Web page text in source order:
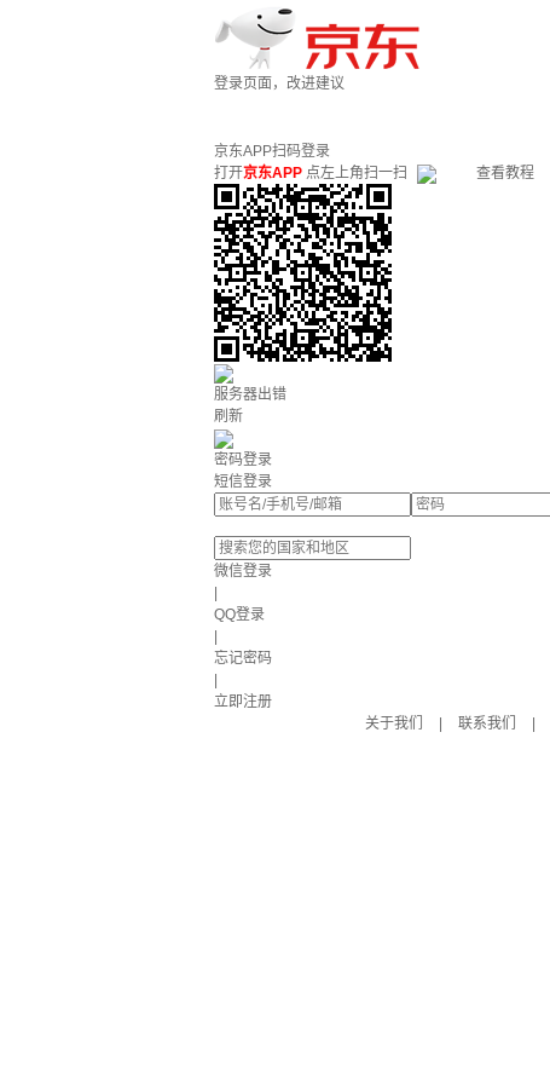
登录页面，改进建议
京东APP扫码登录
打开京东APP 点左上角扫一扫 查看教程
服务器出错
刷新
密码登录
短信登录
微信登录
QQ登录
忘记密码
立即注册
关于我们
联系我们